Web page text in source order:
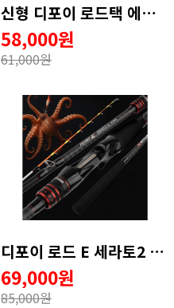
신형 디포이 로드택 에어 B-155ML 쭈꾸미 갑오징어 8:2 액션 (A/S 50% 보증카드)
58,000원
61,000원
디포이 로드 E 세라토2 문어 루어대 갈치텐야 심해갑오징어로드 165MH
69,000원
85,000원